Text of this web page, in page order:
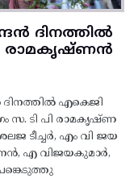
ദിനത്തിൽ
രാമകൃഷ്‌ണൻ
എകെജി
സ. ടി പി രാമകൃഷ്‌ണ
ടീച്ചർ, എം വി ജയ
എ വിജയകുമാർ,